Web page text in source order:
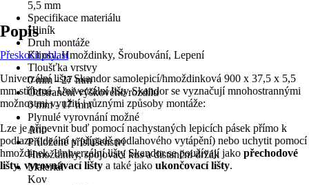
5,5 mm
Specifikace materiálu
Hliník
Druh montáže
Klipsy, Hmoždinky, Šroubování, Lepení
Tloušťka vrstvy
0 mm - 27 mm
Odstranění výškového rozdílu
0 mm - 17 mm
Plynulé vyrovnání možné
Ano
Přiložené příslušenství
Hmoždinky, spojovací kus a distanční držák
Materiál
Kov
Popis
Přeskočit oblast
Univerzální lišta Skandor samolepicí/hmoždinková 900 x 37,5 x 5,5
mm stříbrná. Univerzální lišty Skandor se vyznačují mnohostrannými
možnostmi využití i různými způsoby montáže:
Lze je připevnit buď pomocí nachystaných lepicích pásek přímo k
podlaze (ideální v případě podlahového vytápění) nebo uchytit pomocí
hmoždinek. Univerzální lišty Skandor se používají jako přechodové
lišty, vyrovnávací lišty a také jako ukončovací lišty.